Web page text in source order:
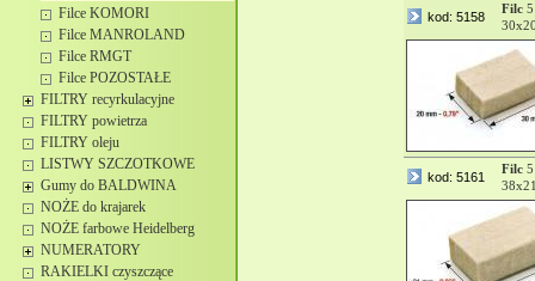
Filce KOMORI
Filce MANROLAND
Filce RMGT
Filce POZOSTAŁE
FILTRY recyrkulacyjne
FILTRY powietrza
FILTRY oleju
LISTWY SZCZOTKOWE
Gumy do BALDWINA
NOŻE do krajarek
NOŻE farbowe Heidelberg
NUMERATORY
RAKIELKI czyszczące
kod: 5158
Filc
kod: 5161
Filc